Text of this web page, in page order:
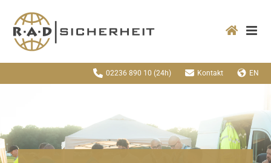
Inhalt
springen
02236 890 10 (24h) Kontakt EN